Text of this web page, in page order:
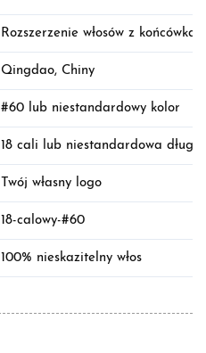
Rozszerzenie włosów z
Qingdao, Chiny
#60 lub niestandardowy kolor
18 cali lub niestandardowa
Twój własny logo
18-calowy-#60
100% nieskazitelny włos